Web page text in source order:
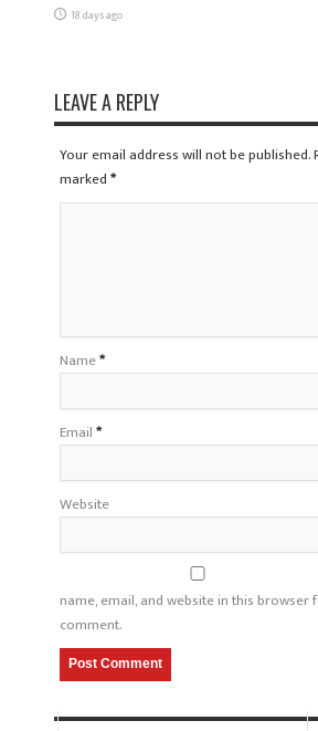
18 days ago
LEAVE A REPLY
Your email address will not be published.
marked*
Name*
Email*
Website
name, email, and website in this browser
comment.